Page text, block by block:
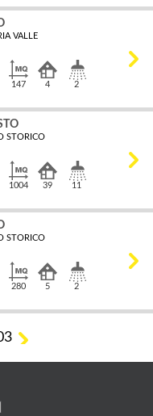
VALLE
147 4 2
STORICO
1004 39 11
STORICO
280
MQ
5 2